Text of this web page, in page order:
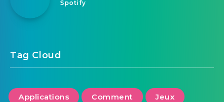
Spotify
Tag Cloud
Applications Comment Jeux